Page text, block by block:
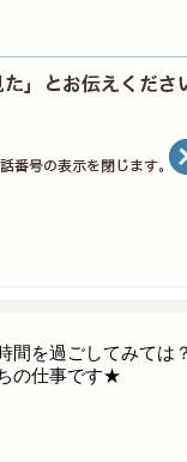
を過ごしてみては
の仕事です★